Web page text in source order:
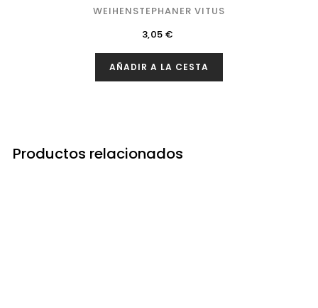
WEIHENSTEPHANER VITUS
Precio
3,05 €
AÑADIR A LA CESTA
Productos relacionados